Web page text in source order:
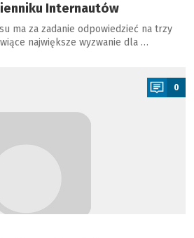
Internautów
ma za zadanie odpowiedzieć na trzy
największe wyzwanie dla …
0